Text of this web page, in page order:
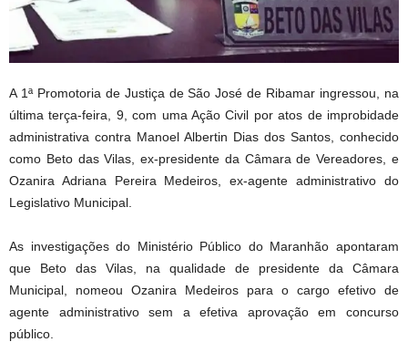
A 1ª Promotoria de Justiça de São José de Ribamar ingressou, na
última terça-feira, 9, com uma Ação Civil por atos de improbidade
administrativa contra Manoel Albertin Dias dos Santos, conhecido
como Beto das Vilas, ex-presidente da Câmara de Vereadores, e
Ozanira Adriana Pereira Medeiros, ex-agente administrativo do
Legislativo Municipal.
As investigações do Ministério Público do Maranhão apontaram
que Beto das Vilas, na qualidade de presidente da Câmara
Municipal, nomeou Ozanira Medeiros para o cargo efetivo de
agente administrativo sem a efetiva aprovação em concurso
público.